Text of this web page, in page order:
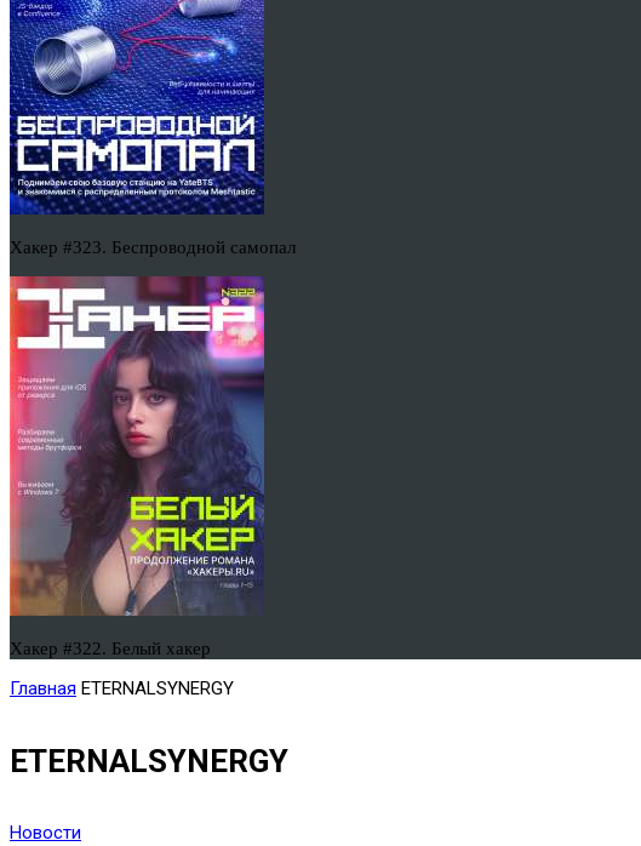
Хакер #323. Беспроводной самопал
Хакер #322. Белый хакер
Главная ETERNALSYNERGY
ETERNALSYNERGY
Новости